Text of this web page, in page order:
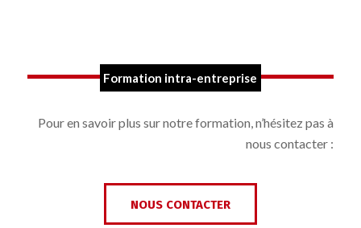
Formation intra-entreprise
Pour en savoir plus sur notre formation, n’hésitez pas à
nous contacter :
NOUS CONTACTER